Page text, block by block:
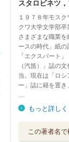
スタロビネツ
１９７８年モス
クワ大学文学部卒
さまざまな職業を
ースの時代」紙の
「エクスパート
（汽笛）」誌の
当。現在は「ロシ
ー」誌に籍を置き
…
もっと詳しく
この著者名
文化を